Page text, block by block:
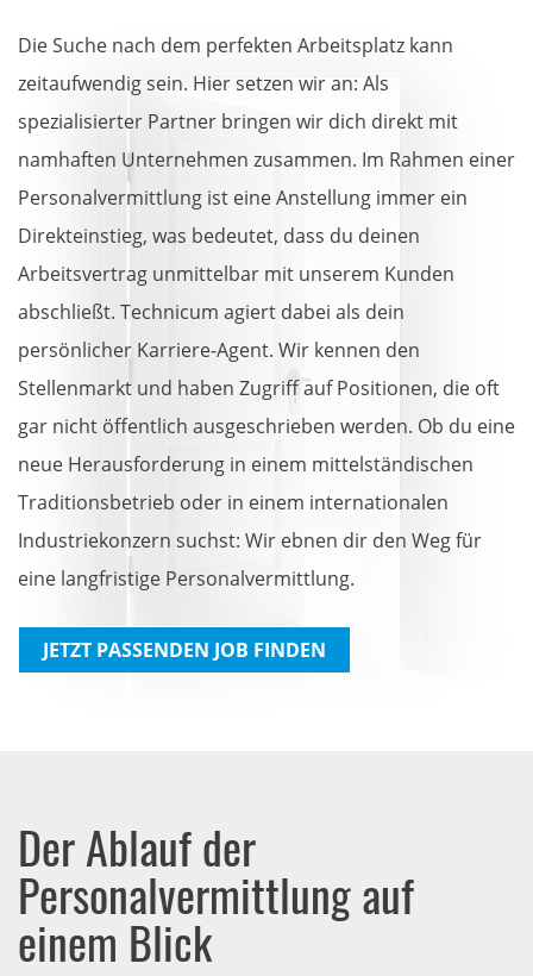
Die Suche nach dem perfekten Arbeitsplatz kann
zeitaufwendig sein. Hier setzen wir an: Als
spezialisierter Partner bringen wir dich direkt mit
namhaften Unternehmen zusammen. Im Rahmen einer
Personalvermittlung ist eine Anstellung immer ein
Direkteinstieg, was bedeutet, dass du deinen
Arbeitsvertrag unmittelbar mit unserem Kunden
abschließt. Technicum agiert dabei als dein
persönlicher Karriere-Agent. Wir kennen den
Stellenmarkt und haben Zugriff auf Positionen, die oft
gar nicht öffentlich ausgeschrieben werden. Ob du eine
neue Herausforderung in einem mittelständischen
Traditionsbetrieb oder in einem internationalen
Industriekonzern suchst: Wir ebnen dir den Weg für
eine langfristige Personalvermittlung.
JETZT PASSENDEN JOB FINDEN
Der Ablauf der
Personalvermittlung auf
einem Blick